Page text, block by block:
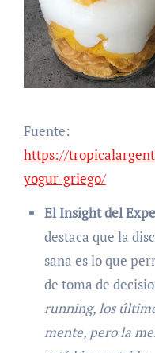
Fuente:
https://
yogur-griego/
El Insight del
destaca que la
sana es lo que
de toma de
running, los
mente, pero la